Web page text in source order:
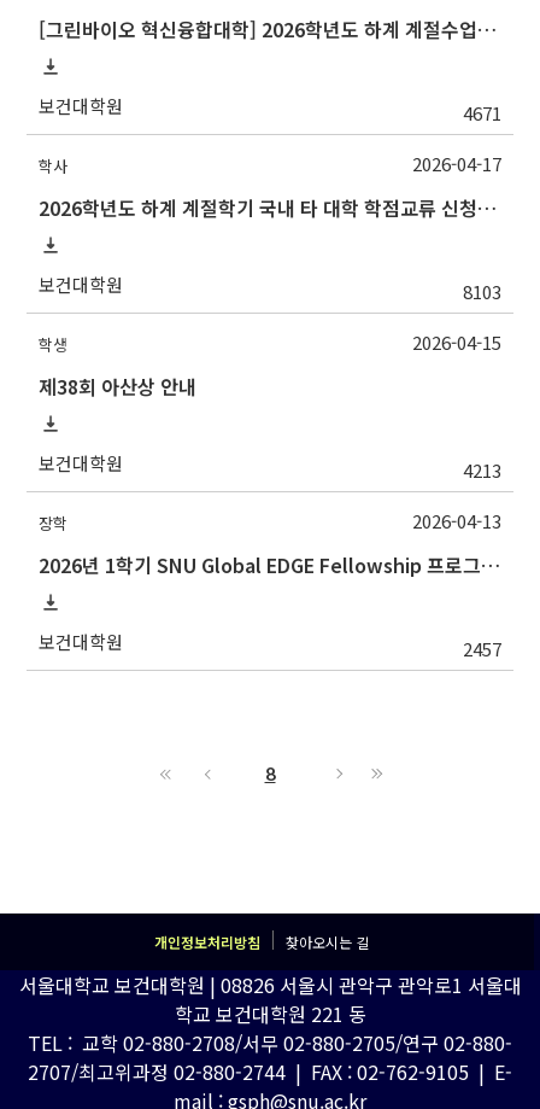
[그린바이오 혁신융합대학] 2026학년도 하계 계절수업 연암대학교 교류 수학 안내
보건대학원 4671
학사
2026학년도 하계 계절학기 국내 타 대학 학점교류 신청 안내
보건대학원 8103
2026-04-17
학생
제38회 아산상 안내
보건대학원 4213
2026-04-15
장학
2026년 1학기 SNU Global EDGE Fellowship 프로그램 장학생 모집 안내
보건대학원 2457
2026-04-13
8
개인정보처리방침 찾아오시는 길
서울대학교 보건대학원 | 08826 서울시 관악구 관악로1 서울대
학교 보건대학원 221 동
TEL : 교학 02-880-2708/서무 02-880-2705/연구 02-880-
2707/최고위과정 02-880-2744 | FAX : 02-762-9105 | E-
mail : gsph@snu.ac.kr